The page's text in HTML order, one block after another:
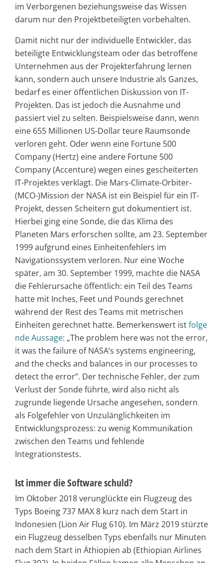
im Verborgenen beziehungsweise das Wissen
darum nur den Projektbeteiligten vorbehalten.
Damit nicht nur der individuelle Entwickler, das
beteiligte Entwicklungsteam oder das betroffene
Unternehmen aus der Projekterfahrung lernen
kann, sondern auch unsere Industrie als Ganzes,
bedarf es einer öffentlichen Diskussion von IT-
Projekten. Das ist jedoch die Ausnahme und
passiert viel zu selten. Beispielsweise dann, wenn
eine 655 Millionen US-Dollar teure Raumsonde
verloren geht. Oder wenn eine Fortune 500
Company (Hertz) eine andere Fortune 500
Company (Accenture) wegen eines gescheiterten
IT-Projektes verklagt. Die Mars-Climate-Orbiter-
(MCO-)Mission der NASA ist ein Beispiel für ein IT-
Projekt, dessen Scheitern gut dokumentiert ist.
Hierbei ging eine Sonde, die das Klima des
Planeten Mars erforschen sollte, am 23. September
1999 aufgrund eines Einheitenfehlers im
Navigationssystem verloren. Nur eine Woche
später, am 30. September 1999, machte die NASA
die Fehlerursache öffentlich: ein Teil des Teams
hatte mit Inches, Feet und Pounds gerechnet
während der Rest des Teams mit metrischen
Einheiten gerechnet hatte. Bemerkenswert istfolge
nde Aussage: „The problem here was not the error,
it was the failure of NASA’s systems engineering,
and the checks and balances in our processes to
detect the error”. Der technische Fehler, der zum
Verlust der Sonde führte, wird also nicht als
zugrunde liegende Ursache angesehen, sondern
als Folgefehler von Unzulänglichkeiten im
Entwicklungsprozess: zu wenig Kommunikation
zwischen den Teams und fehlende
Integrationstests.
Ist immer die Software schuld?
Im Oktober 2018 verunglückte ein Flugzeug des
Typs Boeing 737 MAX 8 kurz nach dem Start in
Indonesien (Lion Air Flug 610). Im März 2019 stürzte
ein Flugzeug desselben Typs ebenfalls nur Minuten
nach dem Start in Äthiopien ab (Ethiopian Airlines